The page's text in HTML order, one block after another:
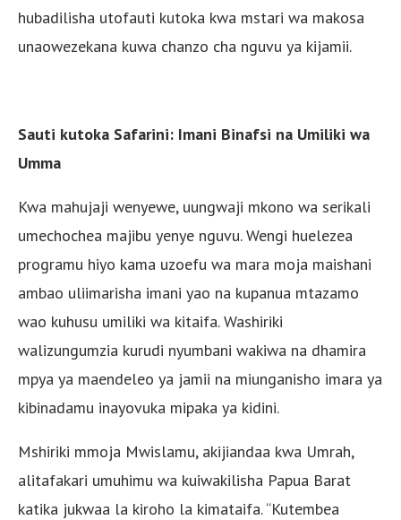
hubadilisha utofauti kutoka kwa mstari wa makosa
unaowezekana kuwa chanzo cha nguvu ya kijamii.
Sauti kutoka Safarini: Imani Binafsi na Umiliki wa
Umma
Kwa mahujaji wenyewe, uungwaji mkono wa serikali
umechochea majibu yenye nguvu. Wengi huelezea
programu hiyo kama uzoefu wa mara moja maishani
ambao uliimarisha imani yao na kupanua mtazamo
wao kuhusu umiliki wa kitaifa. Washiriki
walizungumzia kurudi nyumbani wakiwa na dhamira
mpya ya maendeleo ya jamii na miunganisho imara ya
kibinadamu inayovuka mipaka ya kidini.
Mshiriki mmoja Mwislamu, akijiandaa kwa Umrah,
alitafakari umuhimu wa kuiwakilisha Papua Barat
katika jukwaa la kiroho la kimataifa. “Kutembea